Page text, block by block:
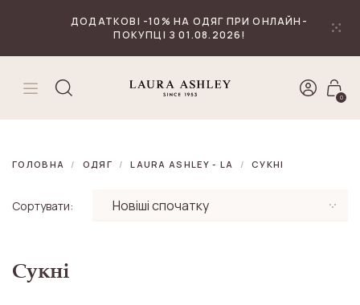
ДОДАТКОВІ -10% НА ОДЯГ ПРИ ОНЛАЙН-
ПОКУПЦІ З 01.08.2026!
0
ГОЛОВНА ОДЯГ LAURA ASHLEY - LA СУКНІ
Сортувати:
Сукні